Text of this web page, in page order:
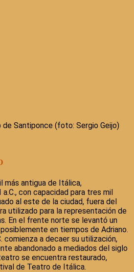
Santiponce (foto: Sergio Geijo)
más antigua de Itálica,
con capacidad para tres mil
al este de la ciudad, fuera del
utilizado para la representación de
En el frente norte se levantó un
en tiempos de Adriano.
comienza a decaer su utilización,
abandonado a mediados del siglo
se encuentra restaurado,
de Teatro de Itálica.